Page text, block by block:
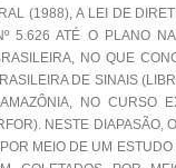
(1988), A LEI DE
5.626 ATÉ O PLANO
NO QUE
DE SINAIS
NO CURSO
NESTE
MEIO DE UM